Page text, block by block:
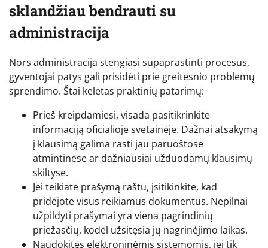
sklandžiau bendrauti su
administracija
Nors administracija stengiasi supaprastinti procesus,
gyventojai patys gali prisidėti prie greitesnio problemų
sprendimo. Štai keletas praktinių patarimų:
Prieš kreipdamiesi, visada pasitikrinkite
informaciją oficialioje svetainėje. Dažnai atsakymą
į klausimą galima rasti jau paruoštose
atmintinėse ar dažniausiai užduodamų klausimų
skiltyse.
Jei teikiate prašymą raštu, įsitikinkite, kad
pridėjote visus reikiamus dokumentus. Nepilnai
užpildyti prašymai yra viena pagrindinių
priežasčių, kodėl užsitęsia jų nagrinėjimo laikas.
Naudokitės elektroninėmis sistemomis, jei tik